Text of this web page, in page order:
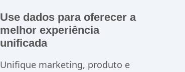
Use dados para oferecer a
melhor experiência
unificada
Unifique marketing, produto e